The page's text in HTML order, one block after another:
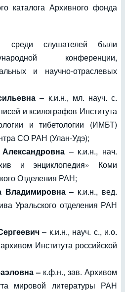
каталога Архивного фонда
среди слушателей были
конференции,
и научно-отраслевых
– к.и.н., мл. науч. с.
и ксилографов Института
и тибетологии (ИМБТ)
СО РАН (Улан-Удэ);
– к.и.н., нач.
и энциклопедия» Коми
Отделения РАН;
Владимировна– к.и.н., вед.
Уральского отделения РАН
– к.и.н., науч. с., и.о.
Института российской
– к.ф.н., зав. Архивом
мировой литературы РАН